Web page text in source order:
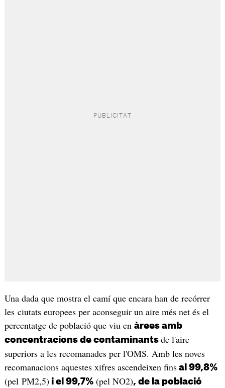
Una dada que mostra el camí que encara han de recórrer
les ciutats europees per aconseguir un aire més net és el
percentatge de població que viu en àrees amb
concentracions de contaminants de l'aire
superiors a les recomanades per l'OMS. Amb les noves
recomanacions aquestes xifres ascendeixen finsal 99,8%
(pel PM2,5)i el 99,7% (pel NO2), de la població